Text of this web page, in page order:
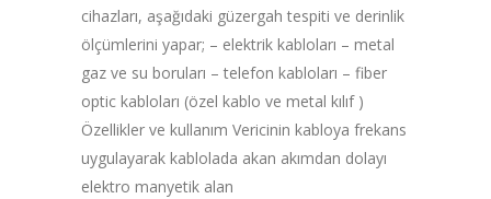
cihazları, aşağıdaki güzergah tespiti ve derinlik
ölçümlerini yapar; – elektrik kabloları – metal
gaz ve su boruları – telefon kabloları – fiber
optic kabloları (özel kablo ve metal kılıf )
Özellikler ve kullanım Vericinin kabloya frekans
uygulayarak kablolada akan akımdan dolayı
elektro manyetik alan